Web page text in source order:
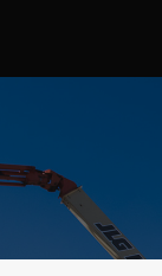
INVENTORY
SERVICES